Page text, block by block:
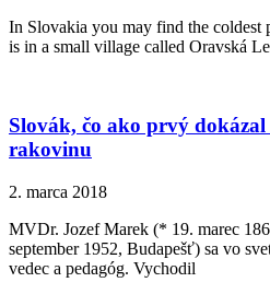
In Slovakia you may find the coldest
is in a small village called Oravská
Slovák, čo ako prvý dokázal
rakovinu
2. marca 2018
MVDr. Jozef Marek (* 19. marec
september 1952, Budapešť) sa vo
vedec a pedagóg. Vychodil